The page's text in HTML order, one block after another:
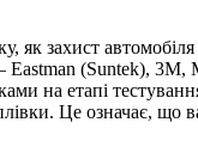
як захист
Eastman (Suntek),
на етапі
Це означає,